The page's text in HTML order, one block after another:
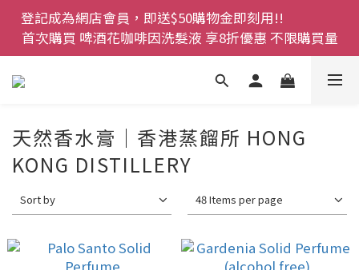
登記成為網店會員，即送$50購物金即刻用!!
首次購買 啤酒花咖啡因洗髮液 享8折優惠 不限購買量
登記成為網店會員，即送$50購物金即刻用!!
首次購買 啤酒花咖啡因洗髮液 享8折優惠 不限購買量
網店會員一年內累積消費 $4500 即刻變身 VIP 全年正
價貨 85 折，幫朋友買大家一齊抵 !!
今期優惠!! 濕疹救星 濕疹專用噴霧 買一枝送一件 50克
裝 濕疹舒敏膏   幼兒適用
首次購買 啤酒花咖啡因洗髮液 享8折優惠 不限購買量
天然香水膏｜香港蒸餾所 HONG
KONG DISTILLERY
Sort by 48 Items per page